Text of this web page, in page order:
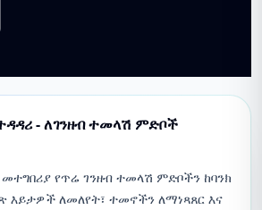
- ለገንዘብ ተመላሽ ምድቦች
የጥሬ ገንዘብ ተመላሽ ምድቦችን ከባንክ
እይታዎች ለመለየት፣ ተመኖችን ለማነጻጸር እና